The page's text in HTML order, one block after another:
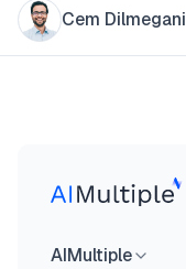
Cem Dilmegani
AIMultiple